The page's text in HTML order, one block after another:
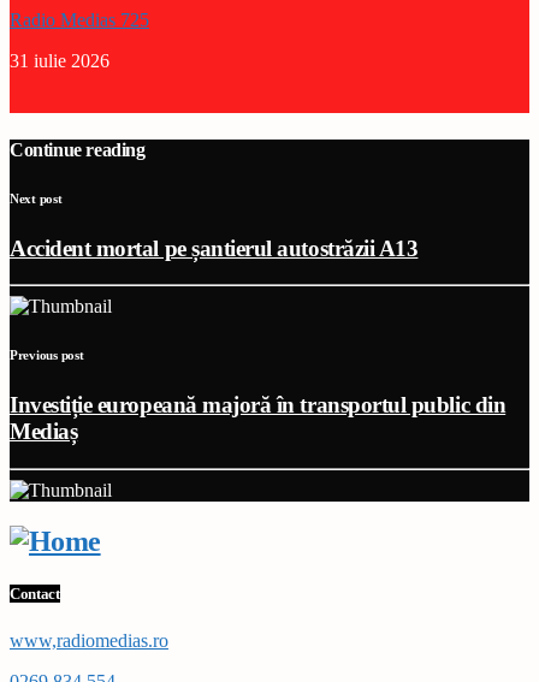
Radio Medias 725
31 iulie 2026
Continue reading
Next post
Accident mortal pe șantierul autostrăzii A13
Previous post
Investiție europeană majoră în transportul public din
Mediaș
Contact
www,radiomedias.ro